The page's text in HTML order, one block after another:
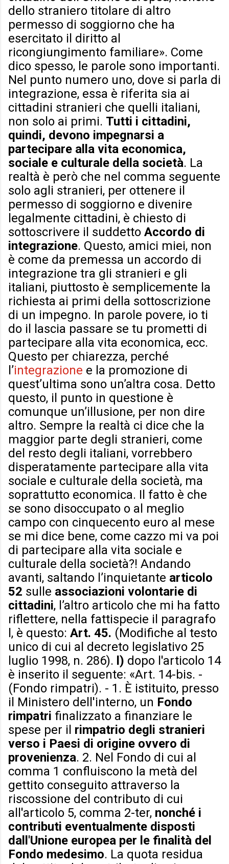
dello straniero titolare di altro
permesso di soggiorno che ha
esercitato il diritto al
ricongiungimento familiare». Come
dico spesso, le parole sono importanti.
Nel punto numero uno, dove si parla di
integrazione, essa è riferita sia ai
cittadini stranieri che quelli italiani,
non solo ai primi. Tutti i cittadini,
quindi, devono impegnarsi a
partecipare alla vita economica,
sociale e culturale della società. La
realtà è però che nel comma seguente
solo agli stranieri, per ottenere il
permesso di soggiorno e divenire
legalmente cittadini, è chiesto di
sottoscrivere il suddetto Accordo di
integrazione. Questo, amici miei, non
è come da premessa un accordo di
integrazione tra gli stranieri e gli
italiani, piuttosto è semplicemente la
richiesta ai primi della sottoscrizione
di un impegno. In parole povere, io ti
do il lascia passare se tu prometti di
partecipare alla vita economica, ecc.
Questo per chiarezza, perché
l’integrazione e la promozione di
quest’ultima sono un’altra cosa. Detto
questo, il punto in questione è
comunque un’illusione, per non dire
altro. Sempre la realtà ci dice che la
maggior parte degli stranieri, come
del resto degli italiani, vorrebbero
disperatamente partecipare alla vita
sociale e culturale della società, ma
soprattutto economica. Il fatto è che
se sono disoccupato o al meglio
campo con cinquecento euro al mese
se mi dice bene, come cazzo mi va poi
di partecipare alla vita sociale e
culturale della società?! Andando
avanti, saltando l’inquietante articolo
52 sulle associazioni volontarie di
cittadini, l’altro articolo che mi ha fatto
riflettere, nella fattispecie il paragrafo
l, è questo: Art. 45. (Modifiche al testo
unico di cui al decreto legislativo 25
luglio 1998, n. 286). l) dopo l'articolo 14
è inserito il seguente: «Art. 14-bis. -
(Fondo rimpatri). - 1. È istituito, presso
il Ministero dell'interno, un Fondo
rimpatri finalizzato a finanziare le
spese per il rimpatrio degli stranieri
verso i Paesi di origine ovvero di
provenienza. 2. Nel Fondo di cui al
comma 1 confluiscono la metà del
gettito conseguito attraverso la
riscossione del contributo di cui
all'articolo 5, comma 2-ter, nonché i
contributi eventualmente disposti
dall'Unione europea per le finalità del
Fondo medesimo. La quota residua